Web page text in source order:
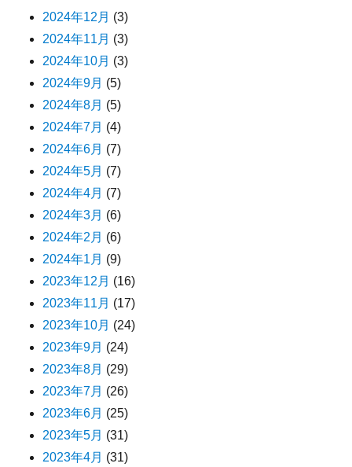
2024年12月 (3)
2024年11月 (3)
2024年10月 (3)
2024年9月 (5)
2024年8月 (5)
2024年7月 (4)
2024年6月 (7)
2024年5月 (7)
2024年4月 (7)
2024年3月 (6)
2024年2月 (6)
2024年1月 (9)
2023年12月 (16)
2023年11月 (17)
2023年10月 (24)
2023年9月 (24)
2023年8月 (29)
2023年7月 (26)
2023年6月 (25)
2023年5月 (31)
2023年4月 (31)